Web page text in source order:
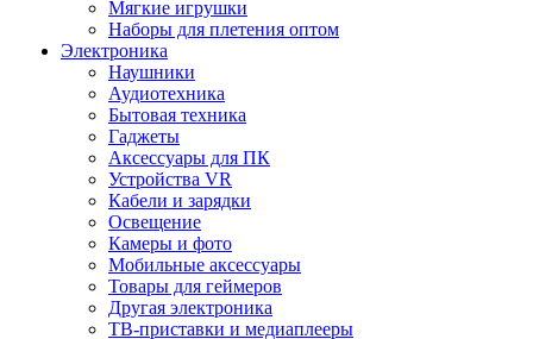
Мягкие игрушки
Наборы для плетения оптом
Электроника
Наушники
Аудиотехника
Бытовая техника
Гаджеты
Аксессуары для ПК
Устройства VR
Кабели и зарядки
Освещение
Камеры и фото
Мобильные аксессуары
Товары для геймеров
Другая электроника
ТВ-приставки и медиаплееры